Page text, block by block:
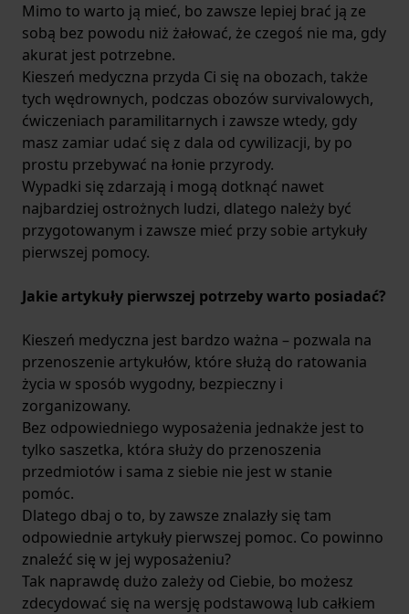
Mimo to warto ją mieć, bo zawsze lepiej brać ją ze
sobą bez powodu niż żałować, że czegoś nie ma, gdy
akurat jest potrzebne.
Kieszeń medyczna przyda Ci się na obozach, także
tych wędrownych, podczas obozów survivalowych,
ćwiczeniach paramilitarnych i zawsze wtedy, gdy
masz zamiar udać się z dala od cywilizacji, by po
prostu przebywać na łonie przyrody.
Wypadki się zdarzają i mogą dotknąć nawet
najbardziej ostrożnych ludzi, dlatego należy być
przygotowanym i zawsze mieć przy sobie artykuły
pierwszej pomocy.
Jakie artykuły pierwszej potrzeby warto posiadać?
Kieszeń medyczna jest bardzo ważna – pozwala na
przenoszenie artykułów, które służą do ratowania
życia w sposób wygodny, bezpieczny i
zorganizowany.
Bez odpowiedniego wyposażenia jednakże jest to
tylko saszetka, która służy do przenoszenia
przedmiotów i sama z siebie nie jest w stanie
pomóc.
Dlatego dbaj o to, by zawsze znalazły się tam
odpowiednie artykuły pierwszej pomoc. Co powinno
znaleźć się w jej wyposażeniu?
Tak naprawdę dużo zależy od Ciebie, bo możesz
zdecydować się na wersję podstawową lub całkiem